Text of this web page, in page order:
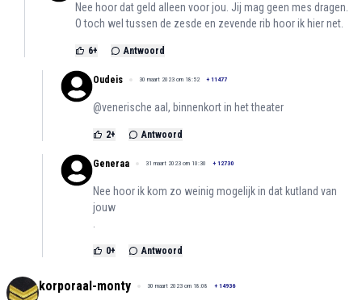
Nee hoor dat geld alleen voor jou. Jij mag geen mes dragen.
O toch wel tussen de zesde en zevende rib hoor ik hier net.
6+ Antwoord
Oudeis 30 maart 2023 om 18:52 + 11477
@venerische aal, binnenkort in het theater
2+ Antwoord
Generaa 31 maart 2023 om 10:30 + 12730
Nee hoor ik kom zo weinig mogelijk in dat kutland van
jouw
.
0+ Antwoord
korporaal-monty 30 maart 2023 om 18:08 + 14936